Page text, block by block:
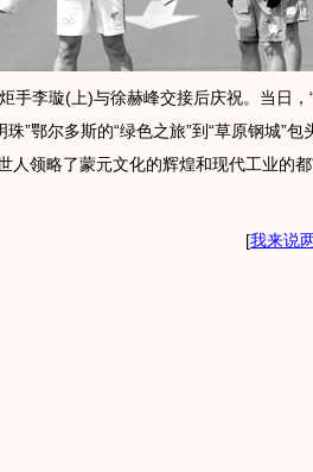
李璇(上)与徐赫峰交接后庆祝。当日，“
”鄂尔多斯的“绿色之旅”到“草原钢城”包
人领略了蒙元文化的辉煌和现代工业的
[我来说